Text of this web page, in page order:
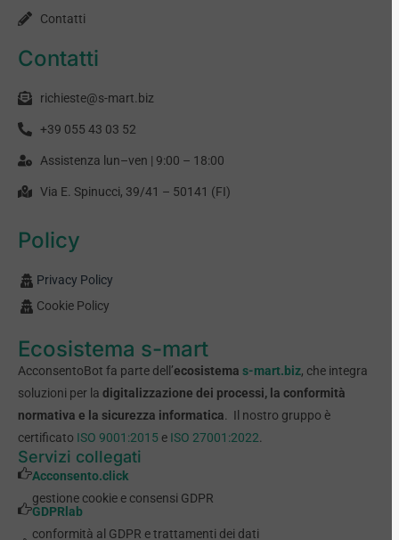
Contatti
Contatti
richieste@s-mart.biz
+39 055 43 03 52
Assistenza lun–ven | 9:00 – 18:00
Via E. Spinucci, 39/41 – 50141 (FI)
Policy
Privacy Policy
Cookie Policy
Ecosistema s-mart
AcconsentoBot fa parte dell’ecosistema s-mart.biz, che integra
soluzioni per la digitalizzazione dei processi, la conformità
normativa e la sicurezza informatica . Il nostro gruppo è
certificato ISO 9001:2015 e ISO 27001:2022
Servizi collegati
Acconsento.click
gestione cookie e consensi GDPR
GDPRlab
conformità al GDPR e trattamenti dei dati